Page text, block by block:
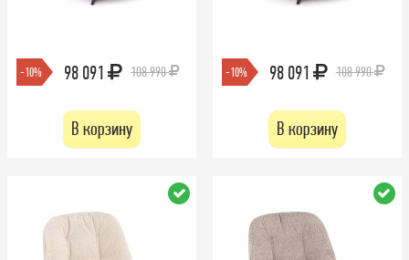
-10% 98 091 108 990
В корзину
-10% 98 091 108 990
В корзину